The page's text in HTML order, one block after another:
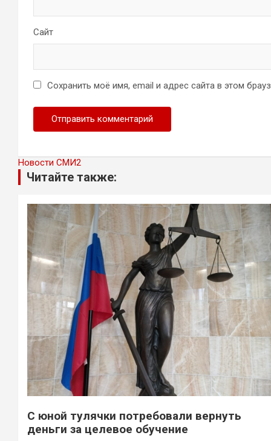
Сайт
Сохранить моё имя, email и адрес сайта в этом
Новости СМИ2
Читайте также:
С юной тулячки потребовали вернуть
деньги за целевое обучение